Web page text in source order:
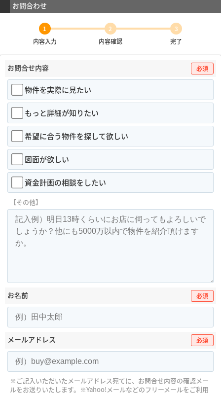
お問合わせ
1
内容入力
2
内容確認
3
完了
お問合せ内容 必須
物件を実際に見たい
もっと詳細が知りたい
希望に合う物件を探して欲しい
図面が欲しい
資金計画の相談をしたい
【その他】
お名前 必須
メールアドレス 必須
※ご記入いただいたメールアドレス宛てに、お問合せ内容の確認メー
ルをお送りいたします。 ※Yahoo!メールなどのフリーメールをご利用